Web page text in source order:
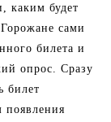
каким будет
сами
билета и
опрос. Сразу
билет
появления